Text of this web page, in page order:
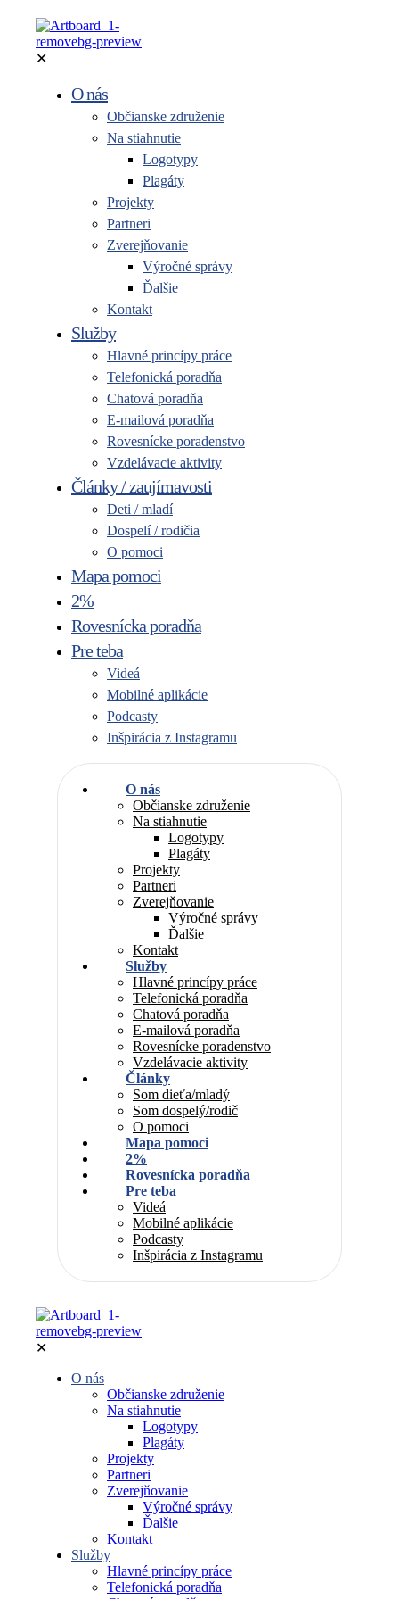
✕
O nás
Občianske združenie
Na stiahnutie
Logotypy
Plagáty
Projekty
Partneri
Zverejňovanie
Výročné správy
Ďalšie
Kontakt
Služby
Hlavné princípy práce
Telefonická poradňa
Chatová poradňa
E-mailová poradňa
Rovesnícke poradenstvo
Vzdelávacie aktivity
Články / zaujímavosti
Deti / mladí
Dospelí / rodičia
O pomoci
Mapa pomoci
2%
Rovesnícka poradňa
Pre teba
Videá
Mobilné aplikácie
Podcasty
Inšpirácia z Instagramu
O nás
Občianske združenie
Na stiahnutie
Logotypy
Plagáty
Projekty
Partneri
Zverejňovanie
Výročné správy
Ďalšie
Kontakt
Služby
Hlavné princípy práce
Telefonická poradňa
Chatová poradňa
E-mailová poradňa
Rovesnícke poradenstvo
Vzdelávacie aktivity
Články
Som dieťa/mladý
Som dospelý/rodič
O pomoci
Mapa pomoci
2%
Rovesnícka poradňa
Pre teba
Videá
Mobilné aplikácie
Podcasty
Inšpirácia z Instagramu
✕
O nás
Občianske združenie
Na stiahnutie
Logotypy
Plagáty
Projekty
Partneri
Zverejňovanie
Výročné správy
Ďalšie
Kontakt
Služby
Hlavné princípy práce
Telefonická poradňa